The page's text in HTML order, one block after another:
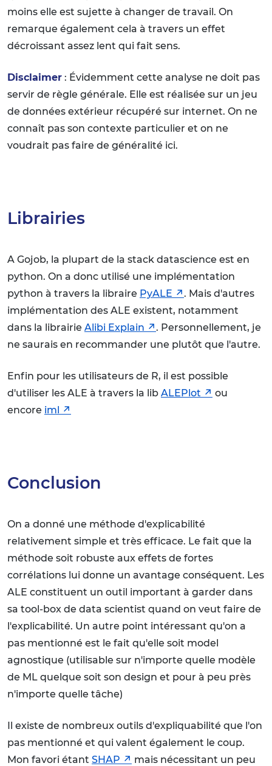
moins elle est sujette à changer de travail. On
remarque également cela à travers un effet
décroissant assez lent qui fait sens.
Disclaimer : Évidemment cette analyse ne doit pas
servir de règle générale. Elle est réalisée sur un jeu
de données extérieur récupéré sur internet. On ne
connaît pas son contexte particulier et on ne
voudrait pas faire de généralité ici.
Librairies
A Gojob, la plupart de la stack datascience est en
python. On a donc utilisé une implémentation
python à travers la libraire PyALE
. Mais d'autres
implémentation des ALE existent, notamment
dans la librairie Alibi Explain
. Personnellement, je
ne saurais en recommander une plutôt que l'autre.
Enfin pour les utilisateurs de R, il est possible
d'utiliser les ALE à travers la lib ALEPlot
ou
encore iml
Conclusion
On a donné une méthode d'explicabilité
relativement simple et très efficace. Le fait que la
méthode soit robuste aux effets de fortes
corrélations lui donne un avantage conséquent. Les
ALE constituent un outil important à garder dans
sa tool-box de data scientist quand on veut faire de
l'explicabilité. Un autre point intéressant qu'on a
pas mentionné est le fait qu'elle soit model
agnostique (utilisable sur n'importe quelle modèle
de ML quelque soit son design et pour à peu près
n'importe quelle tâche)
Il existe de nombreux outils d'expliquabilité que l'on
pas mentionné et qui valent également le coup.
Mon favori étant SHAP
mais nécessitant un peu